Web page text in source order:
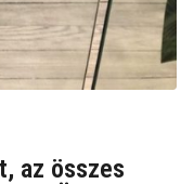
az összes